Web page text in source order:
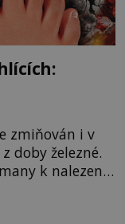
zmiňován i v
doby železné.
k nalezení
funguje a proč
bylo